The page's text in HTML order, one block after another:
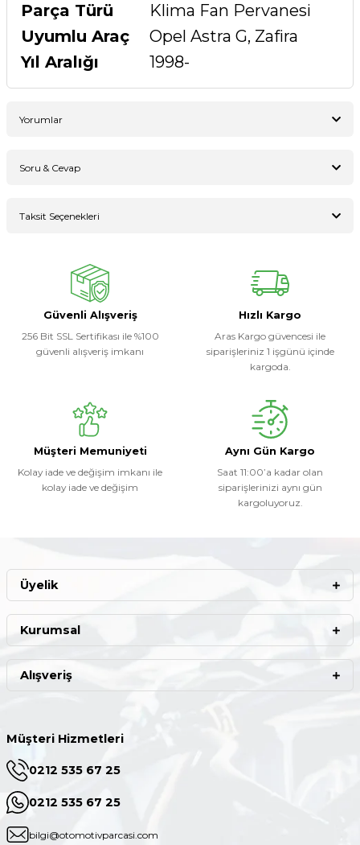
Parça Türü
Klima Fan Pervanesi
Uyumlu Araç
Opel Astra G, Zafira
Yıl Aralığı
1998-
Yorumlar
Soru & Cevap
Taksit Seçenekleri
Güvenli Alışveriş
256 Bit SSL Sertifikası ile %100
güvenli alışveriş imkanı
Hızlı Kargo
Aras Kargo güvencesi ile
siparişleriniz 1 işgünü içinde
kargoda.
Müşteri Memuniyeti
Kolay iade ve değişim imkanı ile
kolay iade ve değişim
Aynı Gün Kargo
Saat 11:00’a kadar olan
siparişlerinizi aynı gün
kargoluyoruz.
Müşteri Hizmetleri
0212 535 67 25
0212 535 67 25
bilgi@otomotivparcasi.com
Üyelik
Kurumsal
Alışveriş